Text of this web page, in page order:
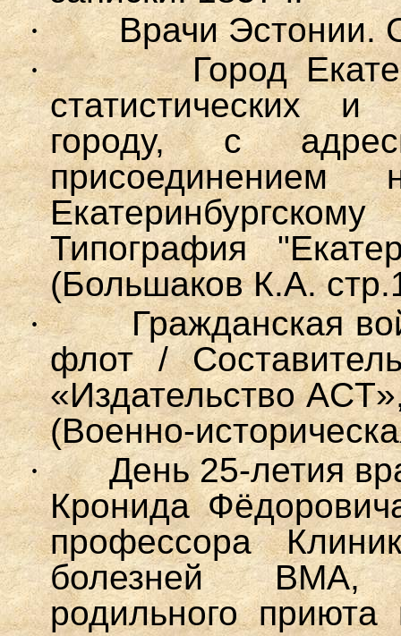
·
Врачи Эстонии.
·
Город
статистических
городу, с
присоединением
Типография
(Большаков К.А.
·
Гражданская
флот /
«Издательство
(Военно-
·
День 25-летия
Кронида
профессора
болезней ВМА,
родильного